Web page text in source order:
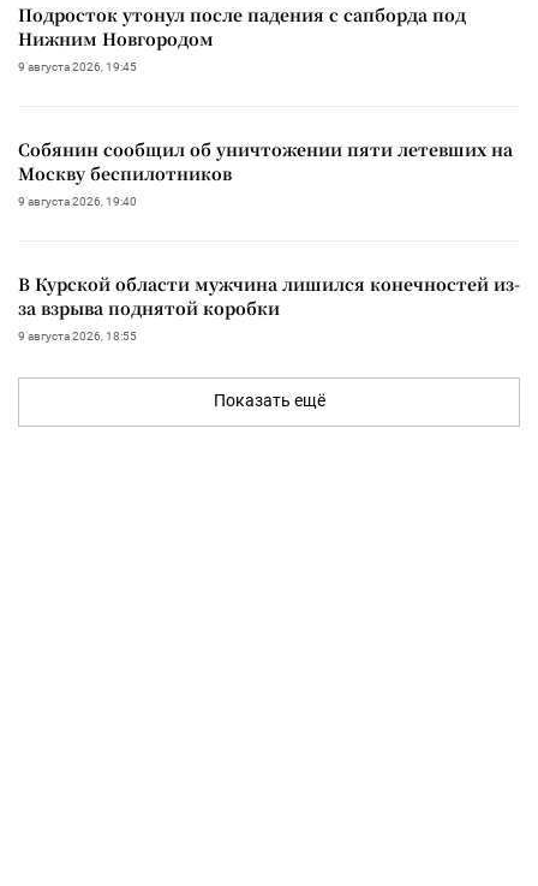
Подросток утонул после падения с сапборда под
Нижним Новгородом
9 августа 2026, 19:45
Собянин сообщил об уничтожении пяти летевших на
Москву беспилотников
9 августа 2026, 19:40
В Курской области мужчина лишился конечностей из-
за взрыва поднятой коробки
9 августа 2026, 18:55
Показать ещё